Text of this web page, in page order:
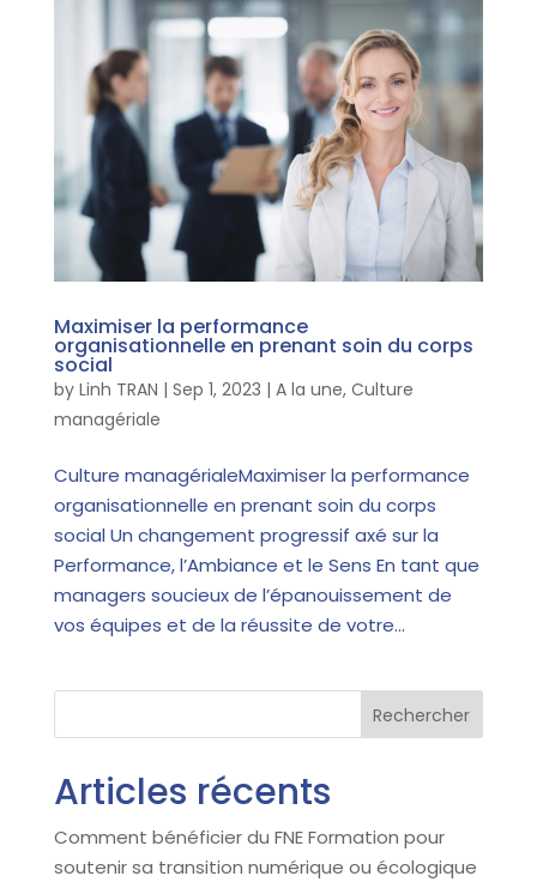
Maximiser la performance
organisationnelle en prenant soin du corps
social
by Linh TRAN | Sep 1, 2023 | A la une, Culture
managériale
Culture managérialeMaximiser la performance
organisationnelle en prenant soin du corps
social Un changement progressif axé sur la
Performance, l’Ambiance et le Sens En tant que
managers soucieux de l’épanouissement de
vos équipes et de la réussite de votre...
Rechercher
Articles récents
Comment bénéficier du FNE Formation pour
soutenir sa transition numérique ou écologique